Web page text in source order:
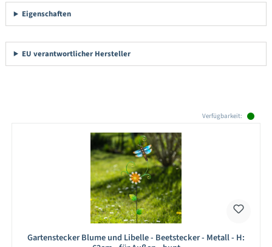
Eigenschaften
EU verantwortlicher Hersteller
Verfügbarkeit:
Gartenstecker Blume und Libelle - Beetstecker - Metall - H: